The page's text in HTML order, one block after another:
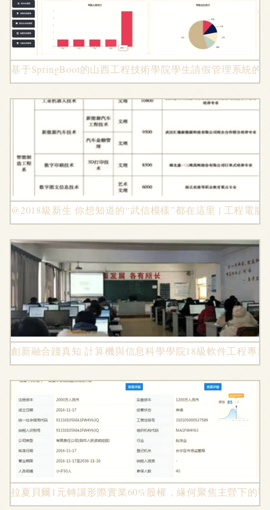
基于SpringBoot的山西工程技術學院學生請假管理系統的
@2018級新生 你想知道的“武信模樣”都在這里 | 工程電腦
創新融合踐真知 計算機與信息科學學院18級軟件工程專
拉夏貝爾1元轉讓形際實業60%股權，緣何聚焦主營下的戰